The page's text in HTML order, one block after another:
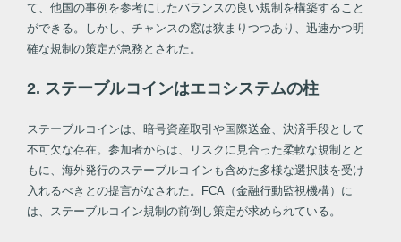
て、他国の事例を参考にしたバランスの良い規制を構築すること
ができる。しかし、チャンスの窓は狭まりつつあり、迅速かつ明
確な規制の策定が急務とされた。
2. ステーブルコインはエコシステムの柱
ステーブルコインは、暗号資産取引や国際送金、決済手段として
不可欠な存在。参加者からは、リスクに見合った柔軟な規制とと
もに、海外発行のステーブルコインも含めた多様な選択肢を受け
入れるべきとの提言がなされた。FCA（金融行動監視機構）に
は、ステーブルコイン規制の前倒し策定が求められている。